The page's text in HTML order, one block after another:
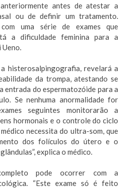
antes de atestar a
ou de definir um tratamento.
com uma série de exames que
a dificuldade feminina para a
histerosalpingografia, revelará a
da trompa, atestando se
entrada do espermatozóide para a
Se nenhuma anormalidade for
seguintes monitorarão a
hormonais e o controle do ciclo
necessita do ultra-som, que
dos folículos do útero e o
explica o médico.
pode ocorrer com a
“Este exame só é feito